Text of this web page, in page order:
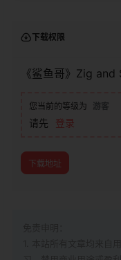
下载权限
《鲨鱼哥》Zig
您当前的等级为 游客
请先 登录
下载地址